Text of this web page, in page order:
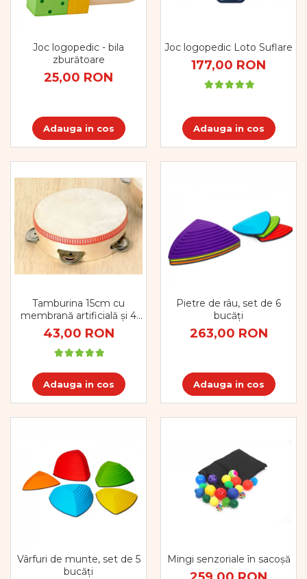
Biciclete si Triciclete
Biciclete VIKING
Diverse
Triciclete
Amenajări camere senzoriale
Echipamente camere senzoriale
Oferte pentru Camere Senzoriale
Creativitate si indemanare
Cuburi și cărămizi
Instrumente muzicale
Dezvoltare cognitiva
Jocuri matematice
Jucării de sortare
Dezvoltare proprioceptiva
Dezvoltare vestibulara
Echilibru
Mingi terapeutice
Module din burete
Motricitate fina
Motricitate grosiera
Recunoasterea formelor
Joc logopedic - bila
zburătoare
25,00 RON
Adauga in cos
Joc logopedic Loto Suflare
177,00 RON
Adauga in cos
Tamburina 15cm cu
membrană artificială și 4
perechi de zurgălăi
43,00 RON
Adauga in cos
Pietre de râu, set de 6
bucăți
263,00 RON
Adauga in cos
Vârfuri de munte, set de 5
bucăți
Mingi senzoriale în sacoșă